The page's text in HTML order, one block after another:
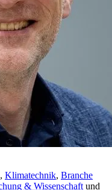
, Klimatechnik, Branche
& Wissenschaft und